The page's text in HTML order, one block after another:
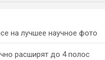
на лучшее научное фото
расширят до 4 полос